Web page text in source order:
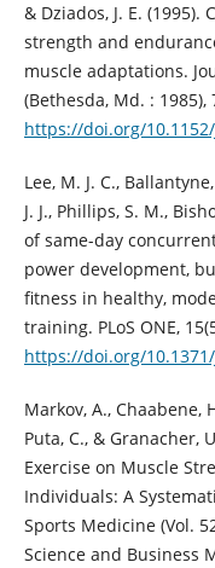
& Dziados, J. E.
strength and
muscle adaptations.
(Bethesda, Md. : 1985),
https://doi.org/10.1152/
Lee, M. J. C.,
J. J., Phillips, S. M.,
of same-day
power development,
fitness in healthy,
training. PLoS ONE,
https://doi.org/10.1371/
Markov, A., Chaabene,
Puta, C., & Granacher,
Exercise on Muscle
Individuals: A
Sports Medicine (Vol.
Science and Business